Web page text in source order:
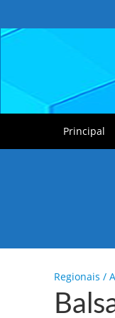
Principal
Regionais /